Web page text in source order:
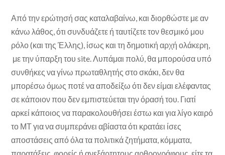
Από την ερώτησή σας καταλαβαίνω, και διορθώστε με αν
κάνω λάθος, ότι συνδυάζετε ή ταυτίζετε τον θεσμικό μου
ρόλο (και της Έλλης), ίσως και τη δημοτική αρχή ολάκερη,
με την ύπαρξη του site. Λυπάμαι πολύ, θα μπορούσα υπό
συνθήκες να γίνω πρωταθλητής στο σκάκι, δεν θα
μπορέσω όμως ποτέ να αποδείξω ότι δεν είμαι ελέφαντας
σε κάποιον που δεν εμπιστεύεται την όρασή του. Γιατί
αρκεί κάποιος να παρακολουθήσει έστω και για λίγο καιρό
το ΜΤ για να συμπεράνει αβίαστα ότι κρατάει ίσες
αποστάσεις από όλα τα πολιτικά ζητήματα, κόμματα,
παρατάξεις, φορείς ή ανεξάρτητους αρθρογράφους, είτε τα